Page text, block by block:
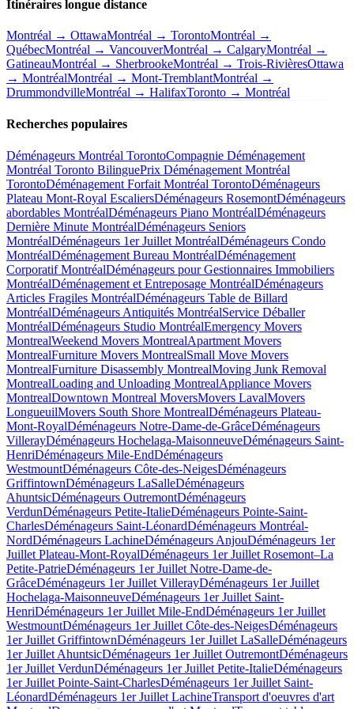
Itinéraires longue distance
Montréal → OttawaMontréal → TorontoMontréal →
QuébecMontréal → VancouverMontréal → CalgaryMontréal →
GatineauMontréal → SherbrookeMontréal → Trois-RivièresOttawa
→ MontréalMontréal → Mont-TremblantMontréal →
DrummondvilleMontréal → HalifaxToronto → Montréal
Recherches populaires
Déménageurs Montréal TorontoCompagnie Déménagement
Montréal Toronto BilinguePrix Déménagement Montréal
TorontoDéménagement Forfait Montréal TorontoDéménageurs
Plateau Mont-Royal EscaliersDéménageurs RosemontDéménageurs
abordables MontréalDéménageurs Piano MontréalDéménageurs
Dernière Minute MontréalDéménageurs Seniors
MontréalDéménageurs 1er Juillet MontréalDéménageurs Condo
MontréalDéménagement Bureau MontréalDéménagement
Corporatif MontréalDéménageurs pour Gestionnaires Immobiliers
MontréalDéménagement et Entreposage MontréalDéménageurs
Articles Fragiles MontréalDéménageurs Table de Billard
MontréalDéménageurs Antiquités MontréalService Déballer
MontréalDéménageurs Studio MontréalEmergency Movers
MontrealWeekend Movers MontrealApartment Movers
MontrealFurniture Movers MontrealSmall Move Movers
MontrealFurniture Disassembly MontrealMoving Junk Removal
MontrealLoading and Unloading MontrealAppliance Movers
MontrealDowntown Montreal MoversMovers LavalMovers
LongueuilMovers South Shore MontrealDéménageurs Plateau-
Mont-RoyalDéménageurs Notre-Dame-de-GrâceDéménageurs
VillerayDéménageurs Hochelaga-MaisonneuveDéménageurs Saint-
HenriDéménageurs Mile-EndDéménageurs
WestmountDéménageurs Côte-des-NeigesDéménageurs
GriffintownDéménageurs LaSalleDéménageurs
AhuntsicDéménageurs OutremontDéménageurs
VerdunDéménageurs Petite-ItalieDéménageurs Pointe-Saint-
CharlesDéménageurs Saint-LéonardDéménageurs Montréal-
NordDéménageurs LachineDéménageurs AnjouDéménageurs 1er
Juillet Plateau-Mont-RoyalDéménageurs 1er Juillet Rosemont–La
Petite-PatrieDéménageurs 1er Juillet Notre-Dame-de-
GrâceDéménageurs 1er Juillet VillerayDéménageurs 1er Juillet
Hochelaga-MaisonneuveDéménageurs 1er Juillet Saint-
HenriDéménageurs 1er Juillet Mile-EndDéménageurs 1er Juillet
WestmountDéménageurs 1er Juillet Côte-des-NeigesDéménageurs
1er Juillet GriffintownDéménageurs 1er Juillet LaSalleDéménageurs
1er Juillet AhuntsicDéménageurs 1er Juillet OutremontDéménageurs
1er Juillet VerdunDéménageurs 1er Juillet Petite-ItalieDéménageurs
1er Juillet Pointe-Saint-CharlesDéménageurs 1er Juillet Saint-
LéonardDéménageurs 1er Juillet LachineTransport d'oeuvres d'art